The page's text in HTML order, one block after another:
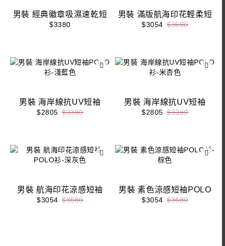
男裝 經典徽章吸濕速乾短
袖POLO衫-卡其色
$3380
男裝 滿版航海印花輕柔短
袖POLO衫-白色
$3054 $3680
男裝 海岸線抗UV短袖
POLO衫-淺藍色
$2805 $3380
男裝 海岸線抗UV短袖
POLO衫-米杏色
$2805 $3380
男裝 航海印花涼感短袖
POLO衫-深灰色
$3054 $3680
男裝 素色涼感短袖POLO
衫-棕色
$3054 $3680